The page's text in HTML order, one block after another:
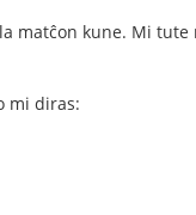
matĉon kune. Mi tute
mi diras: